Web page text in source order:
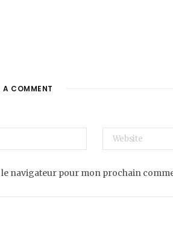
A COMMENT
navigateur pour mon prochain